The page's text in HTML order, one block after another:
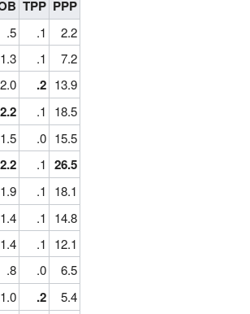
TPP PPP
.5 .1
2.2
1.3 .1
7.2
2.0 .2 13.9
2.2 .1
18.5
1.5 .0 15.5
2.2 .1 26.5
1.9 .1
18.1
1.4 .1
14.8
1.4 .1
12.1
.8 .0
6.5
1.0 .2 5.4